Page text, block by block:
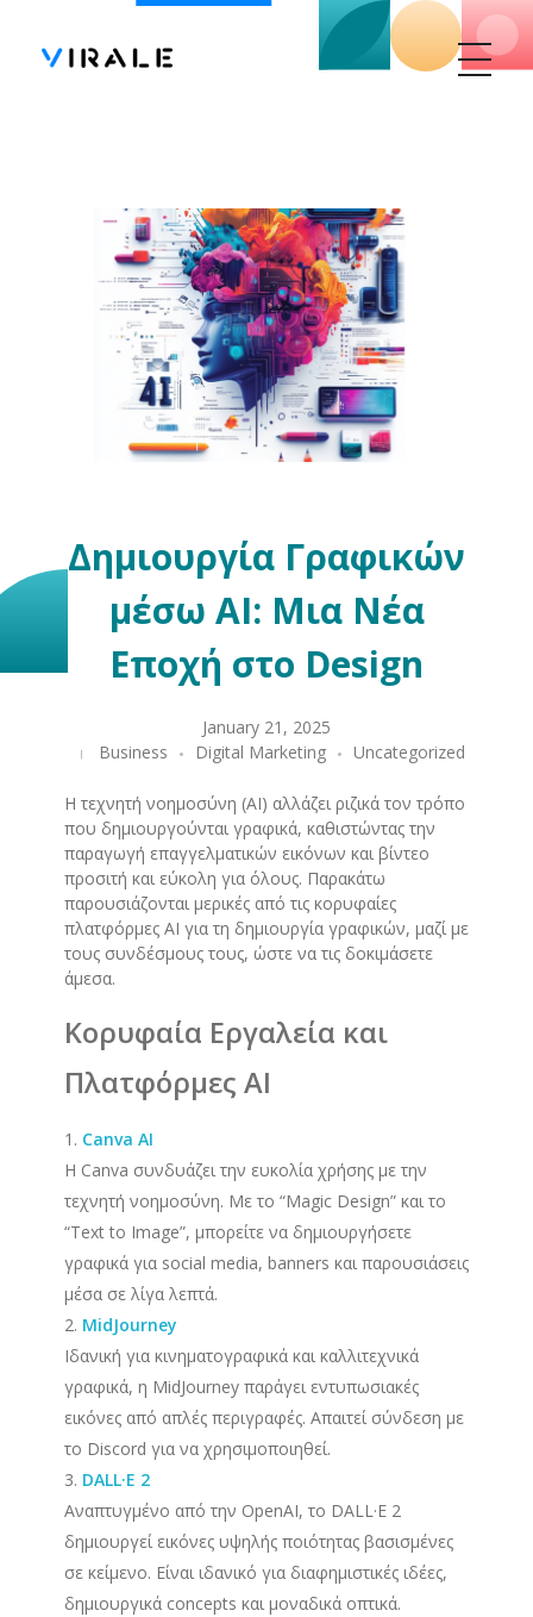
Δημιουργία Γραφικών
μέσω AI: Μια Νέα
Εποχή στο Design
January 21, 2025
Business
Digital Marketing Uncategorized
Η τεχνητή νοημοσύνη (AI) αλλάζει ριζικά τον τρόπο
που δημιουργούνται γραφικά, καθιστώντας την
παραγωγή επαγγελματικών εικόνων και βίντεο
προσιτή και εύκολη για όλους. Παρακάτω
παρουσιάζονται μερικές από τις κορυφαίες
πλατφόρμες AI για τη δημιουργία γραφικών, μαζί με
τους συνδέσμους τους, ώστε να τις δοκιμάσετε
άμεσα.
Κορυφαία Εργαλεία και
Πλατφόρμες AI
Canva AI
Η Canva συνδυάζει την ευκολία χρήσης με την
τεχνητή νοημοσύνη. Με το “Magic Design” και το
“Text to Image”, μπορείτε να δημιουργήσετε
γραφικά για social media, banners και παρουσιάσεις
μέσα σε λίγα λεπτά.
MidJourney
Ιδανική για κινηματογραφικά και καλλιτεχνικά
γραφικά, η MidJourney παράγει εντυπωσιακές
εικόνες από απλές περιγραφές. Απαιτεί σύνδεση με
το Discord για να χρησιμοποιηθεί.
DALL·E 2
Αναπτυγμένο από την OpenAI, το DALL·E 2
δημιουργεί εικόνες υψηλής ποιότητας βασισμένες
σε κείμενο. Είναι ιδανικό για διαφημιστικές ιδέες,
δημιουργικά concepts και μοναδικά οπτικά.